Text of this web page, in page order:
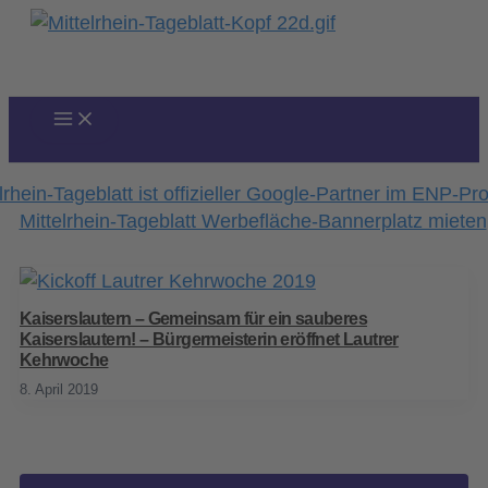
Zum
Kaiserslautern – Gemeinsam für ein sauberes
Kaiserslautern! – Bürgermeisterin eröffnet Lautrer
Kehrwoche
8. April 2019